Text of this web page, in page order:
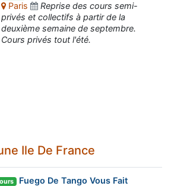
Paris
Reprise des cours semi-
privés et collectifs à partir de la
deuxième semaine de septembre.
Cours privés tout l'été.
Ile De France
Fuego De Tango Vous Fait